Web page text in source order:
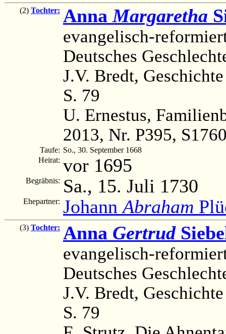
(2) Tochter: AnnaMargaretha
evangelisch-
Deutsches
J.V. Bredt,
S. 79
U. Ernestus,
2013, Nr. P395,
Taufe: So., 30. September 1668
Heirat: vor 1695
Begräbnis: Sa., 15. Juli 1730
Ehepartner: JohannAbraham
(3) Tochter: Anna Gertrud
evangelisch-
Deutsches
J.V. Bredt,
S. 79